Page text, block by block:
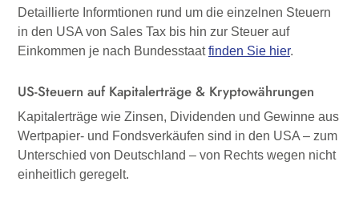
Detaillierte Informtionen rund um die einzelnen Steuern
in den USA von Sales Tax bis hin zur Steuer auf
Einkommen je nach Bundesstaatfinden Sie hier.
US-Steuern auf Kapitalerträge & Kryptowährungen
Kapitalerträge wie Zinsen, Dividenden und Gewinne aus
Wertpapier- und Fondsverkäufen sind in den USA – zum
Unterschied von Deutschland – von Rechts wegen nicht
einheitlich geregelt.